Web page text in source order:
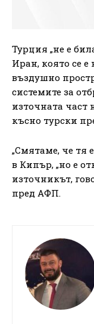
Турция „не е
Иран, която се
въздушно
системите за
източната част
късно турски
„Смятаме, че тя
в Кипър, „но е
източникът,
пред АФП.